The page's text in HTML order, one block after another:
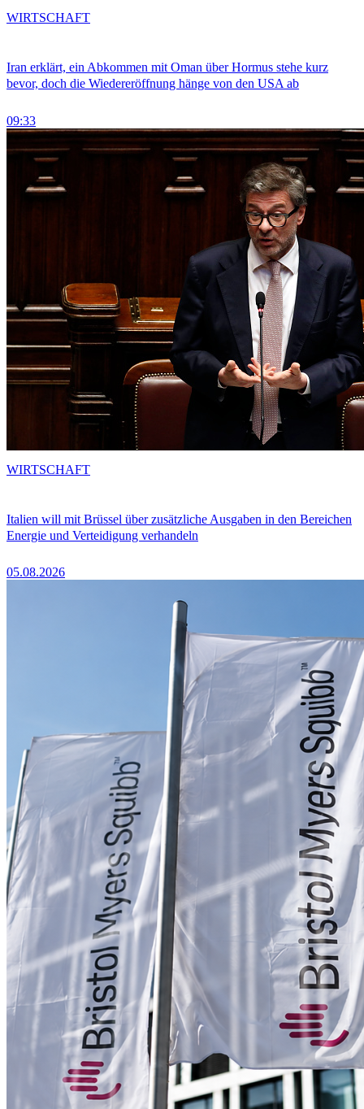
Iran erklärt, ein Abkommen mit Oman über Hormus stehe kurz
bevor, doch die Wiedereröffnung hänge von den USA ab
09:33
WIRTSCHAFT
Italien will mit Brüssel über zusätzliche Ausgaben in den Bereichen
Energie und Verteidigung verhandeln
05.08.2026
WIRTSCHAFT